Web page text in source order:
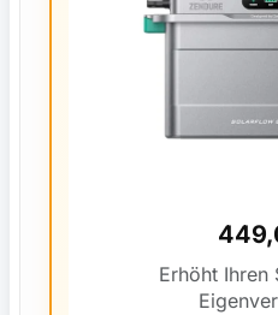
Erhöht Ihren